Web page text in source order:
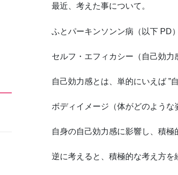
最近、考えた事について。
ふとパーキンソンン病（以下 PD
セルフ・エフィカシー（自己効力
自己効力感とは、単的にいえば ”
ボディイメージ（体がどのような
自身の自己効力感に影響し、積極
逆に考えると、積極的な考え方を